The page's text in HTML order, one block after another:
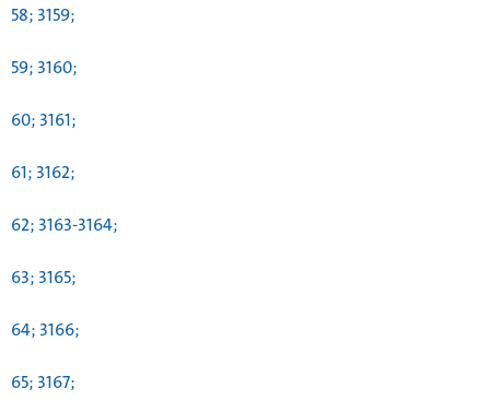
58; 3159;
59; 3160;
60; 3161;
61; 3162;
62; 3163-3164;
63; 3165;
64; 3166;
65; 3167;